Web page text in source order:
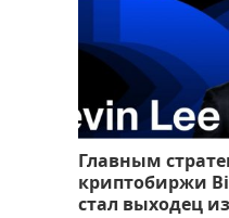
Главным
криптобиржи
стал выходец